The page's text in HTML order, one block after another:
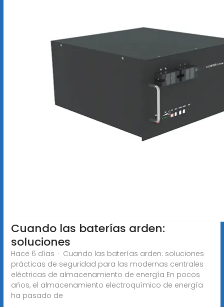
Cuando las baterías arden:
soluciones
Hace 6 días · Cuando las baterías arden: soluciones
prácticas de seguridad para las modernas centrales
eléctricas de almacenamiento de energía En pocos
años, el almacenamiento electroquímico de energía
ha pasado de